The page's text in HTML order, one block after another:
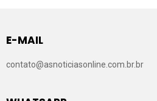
E-MAIL
contato@asnoticiasonline.com.br.br